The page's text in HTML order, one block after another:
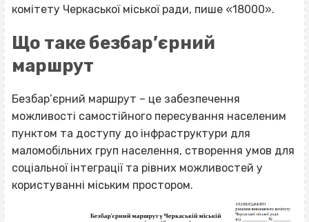
комітету Черкаської міської ради, пише «18000».
Що таке безбар’єрний
маршрут
Безбар’єрний маршрут – це забезпечення
можливості самостійного пересування населеним
пунктом та доступу до інфраструктури для
маломобільних груп населення, створення умов для
соціальної інтеграції та рівних можливостей у
користуванні міським простором.